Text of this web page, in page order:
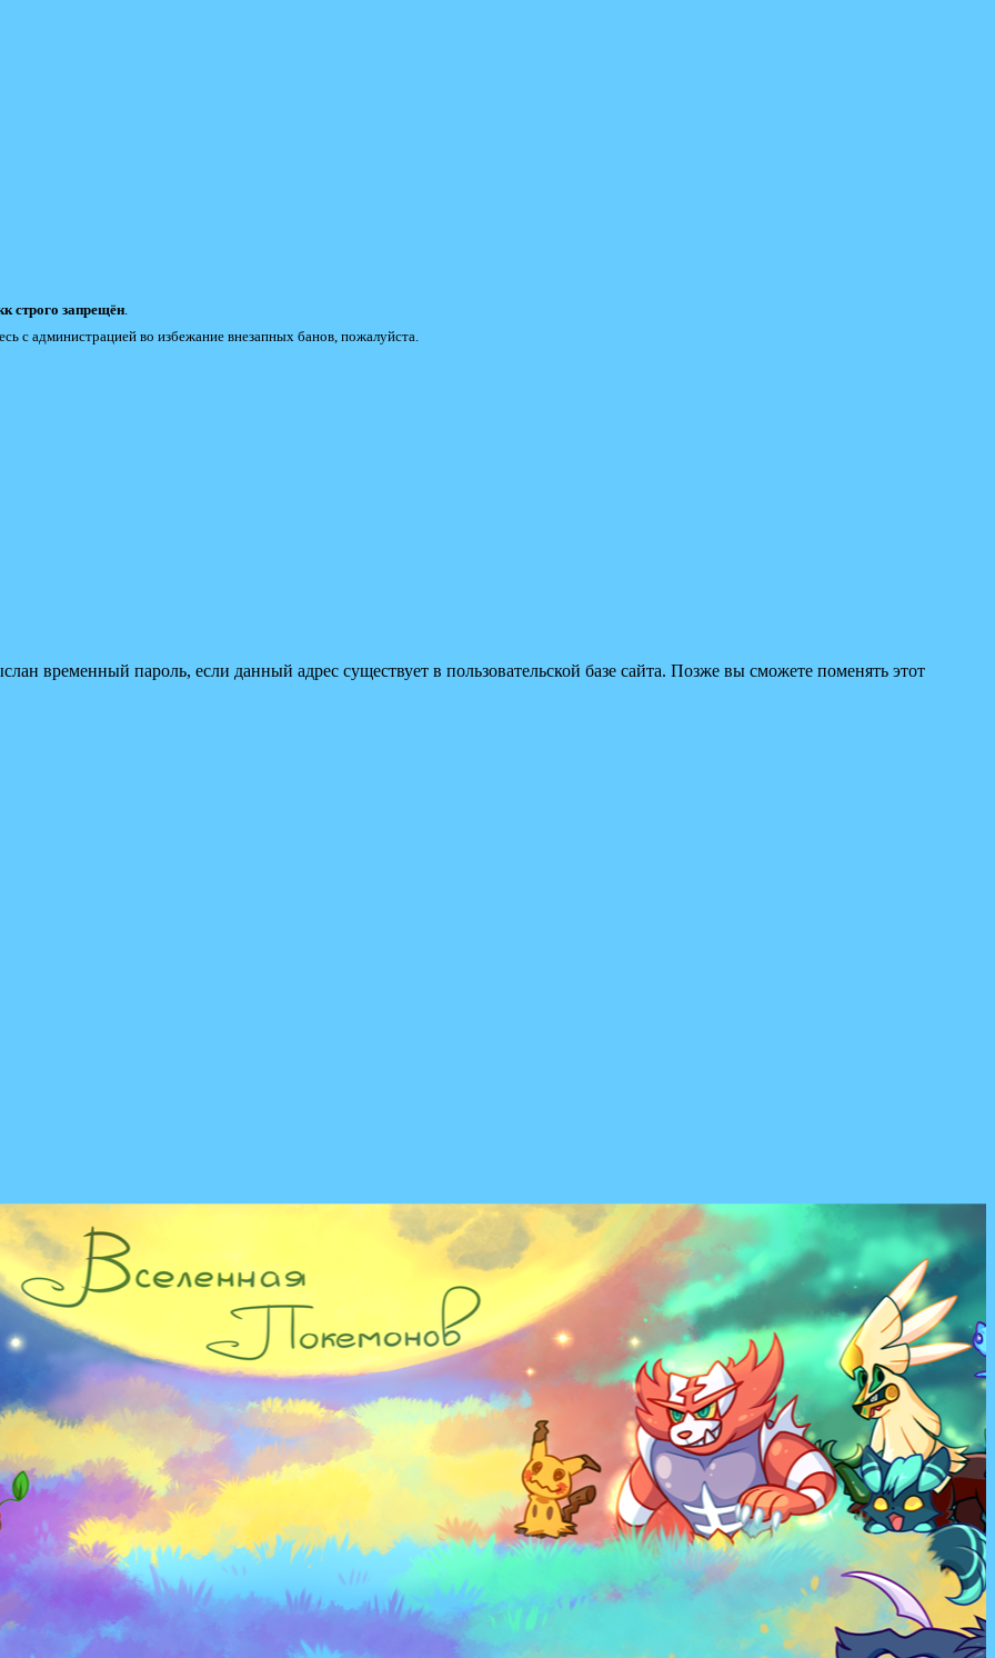
строго запрещён
с администрацией во избежание внезапных банов, пожалуйста.
временный пароль, если данный адрес существует в пользовательской базе сайта. Позже вы сможете поменять этот